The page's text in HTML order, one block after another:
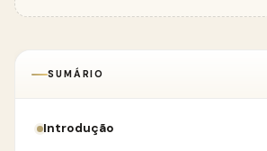
SUMÁRIO
Introdução